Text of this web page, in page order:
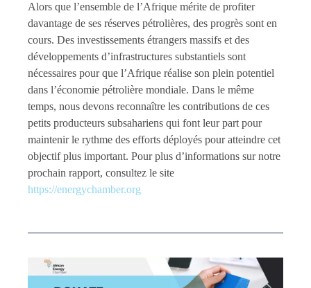
Alors que l’ensemble de l’Afrique mérite de profiter
davantage de ses réserves pétrolières, des progrès sont en
cours. Des investissements étrangers massifs et des
développements d’infrastructures substantiels sont
nécessaires pour que l’Afrique réalise son plein potentiel
dans l’économie pétrolière mondiale. Dans le même
temps, nous devons reconnaître les contributions de ces
petits producteurs subsahariens qui font leur part pour
maintenir le rythme des efforts déployés pour atteindre cet
objectif plus important. Pour plus d’informations sur notre
prochain rapport, consultez le site
https://energychamber.org